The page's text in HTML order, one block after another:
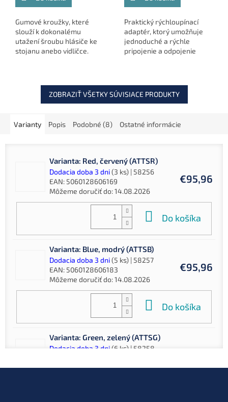
Gumové kroužky, které
slouží k dokonalému
utažení šroubu hlásiče ke
stojanu anebo vidličce.
Praktický rýchloupínací
adaptér, ktorý umožňuje
jednoduché a rýchle
pripojenie a odpojenie
ZOBRAZIŤ VŠETKY SÚVISIACE PRODUKTY
Varianty Popis Podobné (8) Ostatné informácie
Varianta: Red, červený (ATTSR)
Dodacia doba 3 dni(3 ks) | 58256
EAN: 5060128606169
Môžeme doručiť do:14.08.2026
€95,96
Do košíka
Varianta: Blue, modrý (ATTSB)
Dodacia doba 3 dni(5 ks) | 58257
EAN: 5060128606183
Môžeme doručiť do:14.08.2026
€95,96
Do košíka
Varianta: Green, zelený (ATTSG)
Dodacia doba 3 dni(6 ks) | 58258
Môžeme doručiť do:14.08.2026